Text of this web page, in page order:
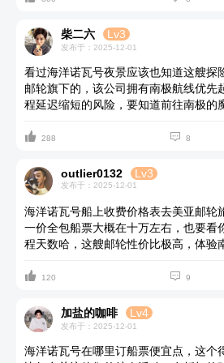
登陆探险。
柴二六 Lv3
发布于：2025-12-01
看过海洋诺瓦号夜景应该也知道这艘探
邮轮旗下的，该公司拥有南极航线优先
程延迟缩短的风险，要知道前往南极的
在南极探险邮轮中就占了很大的优势。
 288  8
outlier0132 Lv3
发布于：2025-12-01
海洋诺瓦号船上收费价格表去美亚邮轮
一价全包船票大概在十万左右，也要看
程天数哈，这艘邮轮性价比极高，体验
目的地。
 120  9
加盐的咖啡 Lv4
发布于：2025-12-01
海洋诺瓦号在哪里订船票便宜点，这个